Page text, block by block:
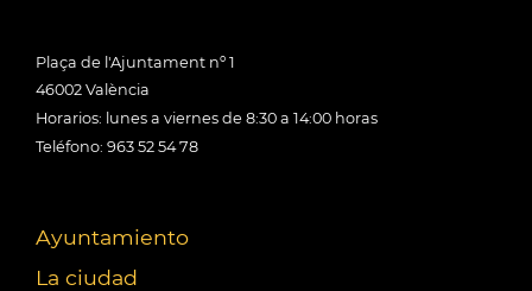
Plaça de l'Ajuntament nº 1
46002 València
Horarios: lunes a viernes de 8:30 a 14:00 horas
Teléfono: 963 52 54 78
Ayuntamiento
La ciudad